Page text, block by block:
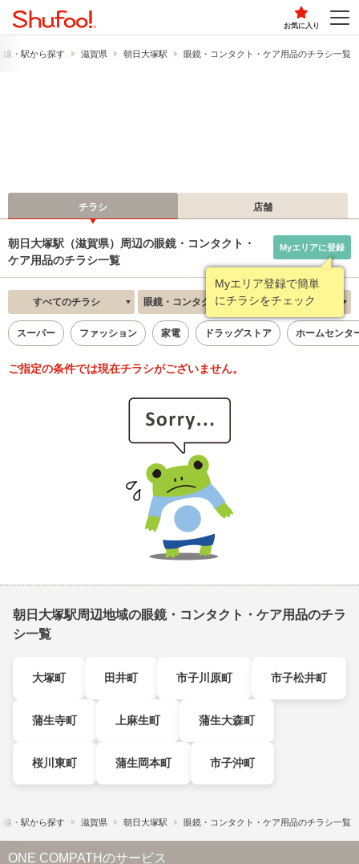
お気に入り
線・駅から探す 滋賀県 朝日大塚駅 眼鏡・コンタクト・ケア用品のチラシ一覧
チラシ 店舗
朝日大塚駅（滋賀県）周辺の眼鏡・コンタクト・
ケア用品のチラシ一覧
Myエリア登録で簡単
にチラシをチェック
Myエリアに登録
すべてのチラシ 眼鏡・コンタクト・ケア用品 新着順
スーパー ファッション 家電 ドラッグストア ホームセンタ
ご指定の条件では現在チラシがございません。
朝日大塚駅周辺地域の眼鏡・コンタクト・ケア用品のチラ
シ一覧
大塚町 田井町 市子川原町 市子松井町
蒲生寺町 上麻生町 蒲生大森町
桜川東町 蒲生岡本町 市子沖町
線・駅から探す 滋賀県 朝日大塚駅 眼鏡・コンタクト・ケア用品のチラシ一覧
ONE COMPATHのサービス